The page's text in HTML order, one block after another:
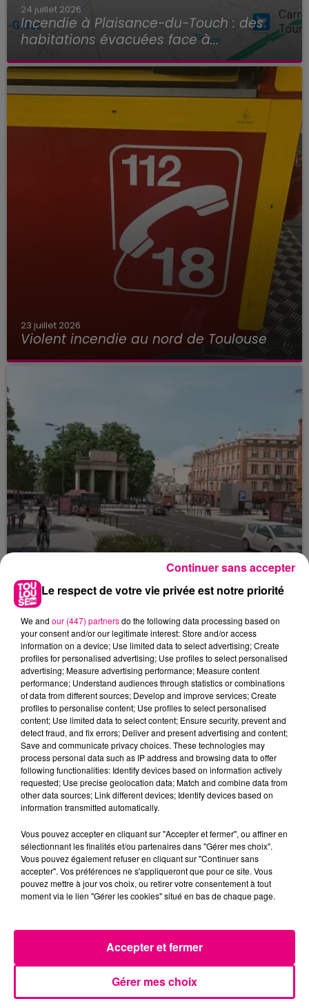
24 juillet 2026
Incendie à Plaisance-du-Touch : des
habitations évacuées face à...
23 juillet 2026
Violent incendie au nord de Toulouse
22 juillet 2026
Toulouse : circulation perturbée dans le
secteur François Verdier...
Le respect de votre vie privée est notre priorité
We and our (447) partnersdo the following data processing based on
your consent and/or our legitimate interest: Store and/or access
information on a device; Use limited data to select advertising; Create
profiles for personalised advertising; Use profiles to select personalised
advertising; Measure advertising performance; Measure content
performance; Understand audiences through statistics or combinations
of data from different sources; Develop and improve services; Create
profiles to personalise content; Use profiles to select personalised
content; Use limited data to select content; Ensure security, prevent and
detect fraud, and fix errors; Deliver and present advertising and content;
Save and communicate privacy choices. These technologies may
process personal data such as IP address and browsing data to offer
following functionalities: Identify devices based on information actively
requested; Use precise geolocation data; Match and combine data from
other data sources; Link different devices; Identify devices based on
information transmitted automatically.
Vous pouvez accepter en cliquant sur "Accepter et fermer", ou affiner en
sélectionnant les finalités et/ou partenaires dans "Gérer mes choix".
Vous pouvez également refuser en cliquant sur "Continuer sans
accepter". Vos préférences ne s'appliqueront que pour ce site. Vous
pouvez mettre à jour vos choix, ou retirer votre consentement à tout
moment via le lien "Gérer les cookies" situé en bas de chaque page.
Gérer mes choix
Accepter et fermer
Continuer sans accepter